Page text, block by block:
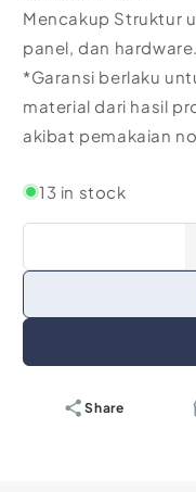
Mencakup Struktur
panel, dan hardware.
*Garansi berlaku
material dari hasil
akibat pemakaian
13 in stock
Share